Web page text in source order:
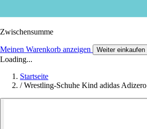
Zwischensumme
Meinen Warenkorb anzeigen Weiter einkaufen
Loading...
Startseite
/ Wrestling-Schuhe Kind adidas Adizero